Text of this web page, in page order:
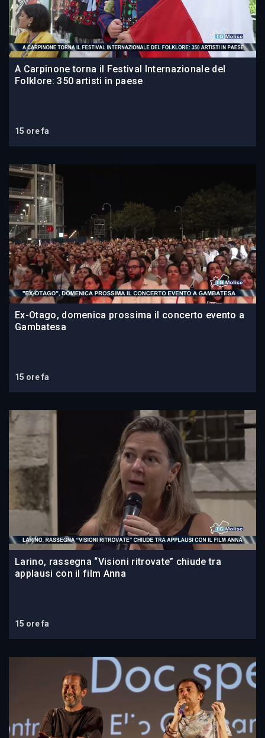
A Carpinone torna il Festival Internazionale del
Folklore: 350 artisti in paese
15 ore fa
Ex-Otago, domenica prossima il concerto evento a
Gambatesa
15 ore fa
Larino, rassegna “Visioni ritrovate” chiude tra
applausi con il film Anna
15 ore fa